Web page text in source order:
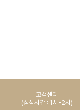
고객센터
(점심시간 : 1시-2시)